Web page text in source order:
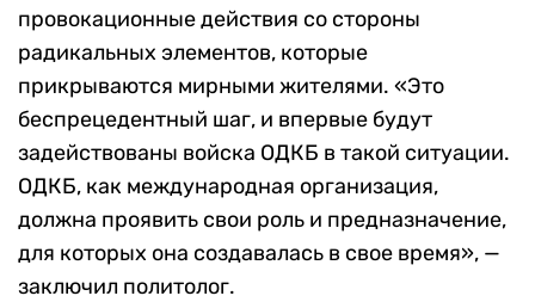
провокационные действия со стороны
радикальных элементов, которые
прикрываются мирными жителями. «Это
беспрецедентный шаг, и впервые будут
задействованы войска ОДКБ в такой ситуации.
ОДКБ, как международная организация,
должна проявить свои роль и предназначение,
для которых она создавалась в свое время», —
заключил политолог.